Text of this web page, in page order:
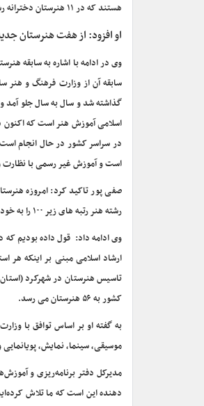
هستند که در ۱۱ هنرستان دخترانه رشته نمایش دایر است.
او افزود: از هفت هنرستان
وی در ادامه با اشاره به سابقه
گذاشته شد و سال به سال جلو آمد
اسلامی آموزش هنر است که
در سراسر کشور در حال انجام
است و آموزش غیر رسمی با
صفی پور تاکید کرد: امروزه
رشته هنر رتبه های زیر ۱۰۰ را به خود اختصاص داده اند از هنرجویان هنرستان هنرهای زیبا در سراسر کشور در رشته های مختلف هستند.
ارشاد اسلامی مبنی بر اینکه
تاسیس هنرستان در شهرکرد
کشور به ۵۶ هنرستان می رسد.
به گفته او بر اساس توافق با
موسیقی، سینما، نمایش،
مدیرکل دفتر برنامه‌ریزی و
دهنده این است که ما تلاش